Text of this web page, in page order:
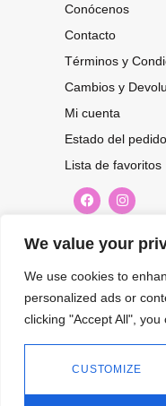
We value your
We use cookies to
personalized ads or
clicking "Accept All",
CUSTOMIZE
Conócenos
Contacto
Términos y
Cambios y
Mi cuenta
Estado del pedido
Lista de favoritos
OFERTAS...
Suscríbete a
2026.